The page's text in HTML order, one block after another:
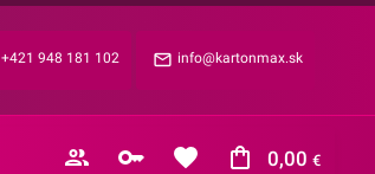
info@kartonmax.sk
+421 948 181 102
0,00€
Zabudnuté heslo?